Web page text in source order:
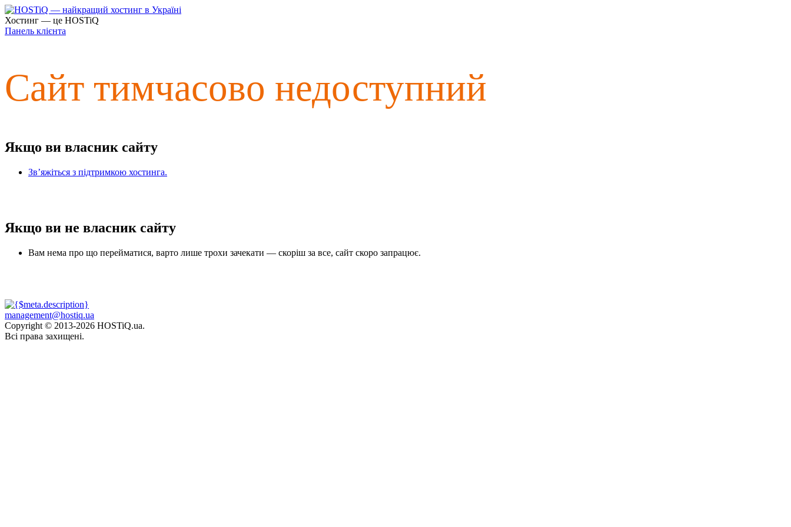
Хостинг — це HOSTiQ
Панель клієнта
Сайт тимчасово недоступний
Якщо ви власник сайту
Зв’яжіться з підтримкою хостинга.
Якщо ви не власник сайту
Вам нема про що перейматися, варто лише трохи зачекати — скоріш за все, сайт скоро запрацює.
management@hostiq.ua
Copyright © 2013-2026 HOSTiQ.ua.
Всі права захищені.